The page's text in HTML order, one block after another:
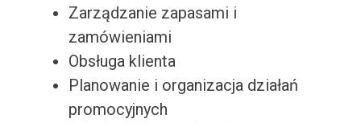
Zarządzanie zapasami i
zamówieniami
Obsługa klienta
Planowanie i organizacja działań
promocyjnych